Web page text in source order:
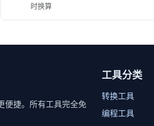
时换算
便捷。所有工具完全免
工具分类
转换工具
编程工具